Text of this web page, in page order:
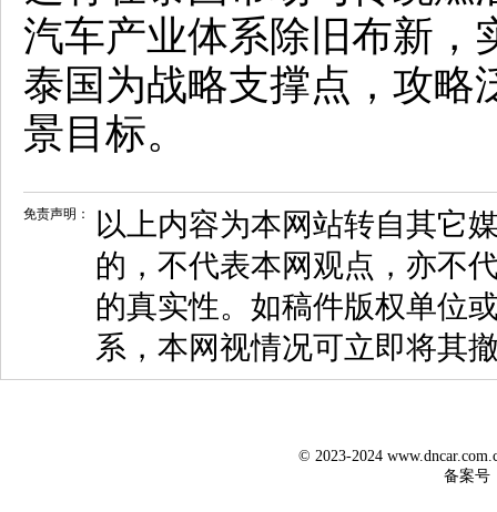
汽车产业体系除旧布新，
泰国为战略支撑点，攻略
景目标。
免责声明：
以上内容为本网站转自其它
的，不代表本网观点，亦不
的真实性。如稿件版权单位
系，本网视情况可立即将其
© 2023-2024
备案号